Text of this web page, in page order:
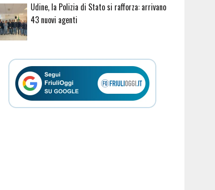
Udine, la Polizia di Stato si rafforza: arrivano
43 nuovi agenti